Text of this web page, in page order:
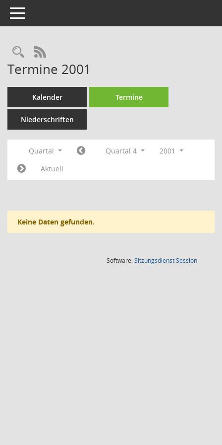
Toggle navigation
Rechercheauswahl
RSS-Feed
Termine 2001
Kalender Termine
Niederschriften
Quartal Quartal 4
2001
Aktuell
Keine Daten gefunden.
Software:SitzungsdienstSession(Wird in